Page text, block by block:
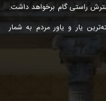
راستی گام برخواهد داشت.
یار و یاور مردم به شمار